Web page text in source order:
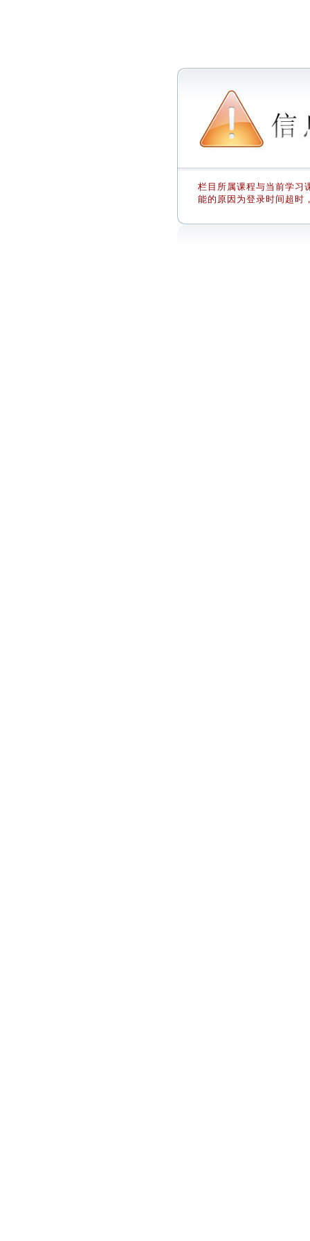
栏目所属课程与当前学习
能的原因为登录时间超时